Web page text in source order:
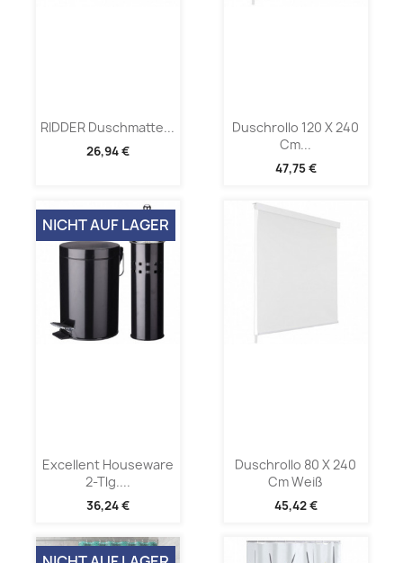
RIDDER Duschmatte...
26,94 €
Duschrollo 120 X 240
Cm...
47,75 €
Excellent Houseware
2-Tlg....
36,24 €
NICHT AUF LAGER
Duschrollo 80 X 240
Cm Weiß
45,42 €